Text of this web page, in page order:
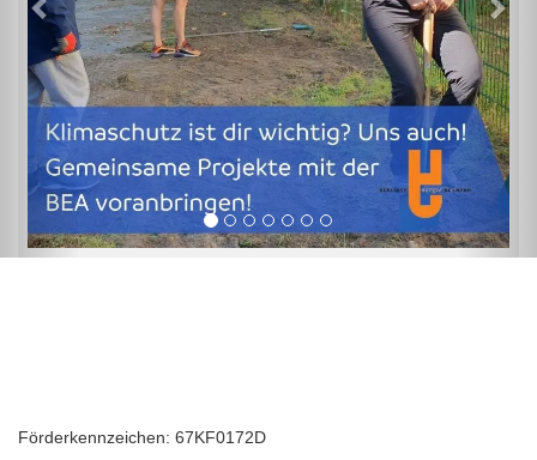
Förderkennzeichen: 67KF0172D